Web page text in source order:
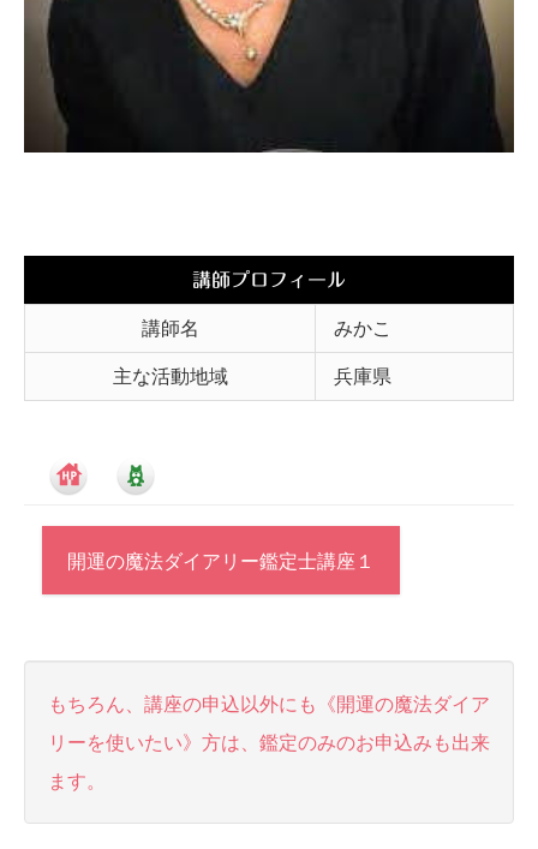
講師プロフィール
講師名
みかこ
主な活動地域
兵庫県
開運の魔法ダイアリー鑑定士講座１
もちろん、講座の申込以外にも《開運の魔法ダイア
リーを使いたい》方は、鑑定のみのお申込みも出来
ます。